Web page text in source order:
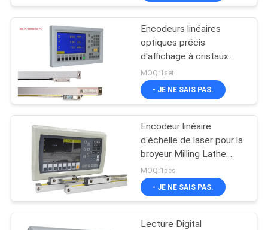
NOUS
DE
L'USINE
CONTRÔLE
QUALITÉ
CONTACTEZ-
NOUS
Encodeurs linéaires
optiques
31
Encodeur linéaire
d'échelle en verre
23
Encodeurs linéaires
optiques précis
d'affichage à cristaux
liquides Dro pour des
tours de fraiseuses
MOQ:1set
- JE NE SAIS PAS.
Encodeur linéaire
d'échelle de laser pour la
broyeur Milling Lathe
Optical de commande
numérique par ordinateur
MOQ:1pcs
- JE NE SAIS PAS.
Lecture Digital